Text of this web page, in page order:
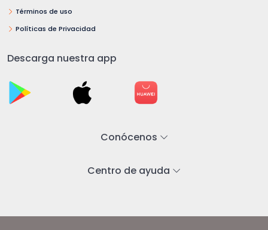
Términos de uso
Políticas de Privacidad
Descarga nuestra app
Conócenos
Centro de ayuda